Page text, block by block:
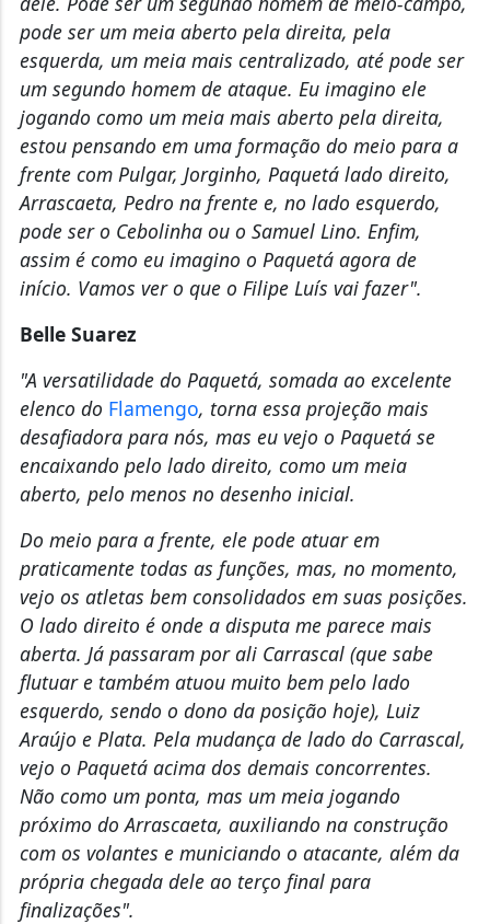
pode ser um meia aberto pela direita, pela
esquerda, um meia mais centralizado, até pode ser
um segundo homem de ataque. Eu imagino ele
jogando como um meia mais aberto pela direita,
estou pensando em uma formação do meio para a
frente com Pulgar, Jorginho, Paquetá lado direito,
Arrascaeta, Pedro na frente e, no lado esquerdo,
pode ser o Cebolinha ou o Samuel Lino. Enfim,
assim é como eu imagino o Paquetá agora de
início. Vamos ver o que o Filipe Luís vai fazer".
Belle Suarez
"A versatilidade do Paquetá, somada ao excelente
elenco do Flamengo, torna essa projeção mais
desafiadora para nós, mas eu vejo o Paquetá se
encaixando pelo lado direito, como um meia
aberto, pelo menos no desenho inicial.
Do meio para a frente, ele pode atuar em
praticamente todas as funções, mas, no momento,
vejo os atletas bem consolidados em suas posições.
O lado direito é onde a disputa me parece mais
aberta. Já passaram por ali Carrascal (que sabe
flutuar e também atuou muito bem pelo lado
esquerdo, sendo o dono da posição hoje), Luiz
Araújo e Plata. Pela mudança de lado do Carrascal,
vejo o Paquetá acima dos demais concorrentes.
Não como um ponta, mas um meia jogando
próximo do Arrascaeta, auxiliando na construção
com os volantes e municiando o atacante, além da
própria chegada dele ao terço final para
finalizações".